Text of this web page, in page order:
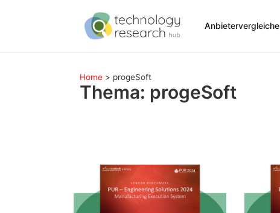
Anbietervergleiche
Home > progeSoft
Thema: progeSoft